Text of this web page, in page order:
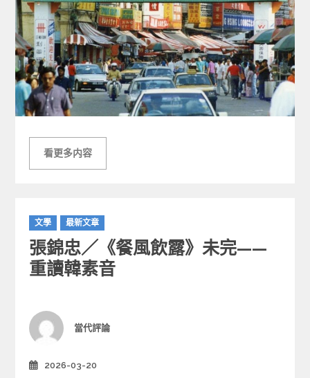
看更多内容
C
a
t
e
g
i
e
文學 最新文章
張錦忠／《餐風飲露》未完——
重讀韓素音
Author
當代評論
2026-03-20